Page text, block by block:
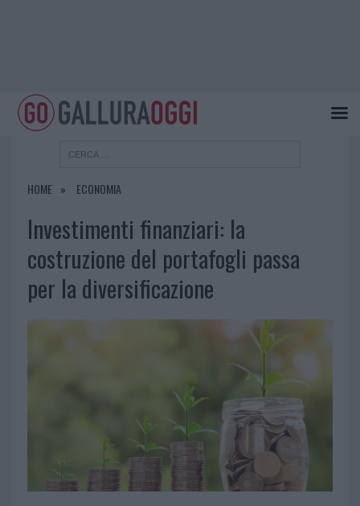
HOME ECONOMIA
Investimenti finanziari: la
costruzione del portafogli passa
per la diversificazione